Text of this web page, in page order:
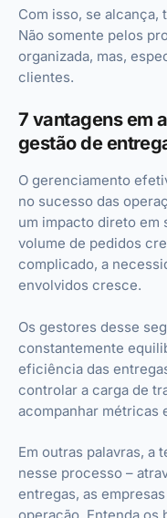
Com isso, se alcança,
Não somente pelos
organizada, mas,
clientes.
7 vantagens em
gestão de
O gerenciamento
no sucesso das
um impacto direto em
volume de pedidos
complicado, a
envolvidos cresce.
Os gestores desse
constantemente
eficiência das
controlar a carga de
acompanhar métricas
Em outras palavras, a
nesse processo –
entregas, as